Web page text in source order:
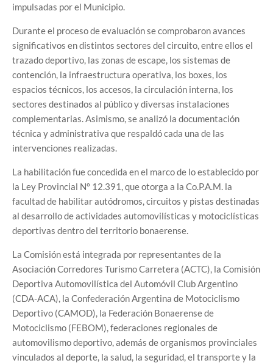
impulsadas por el Municipio.
Durante el proceso de evaluación se comprobaron avances
significativos en distintos sectores del circuito, entre ellos el
trazado deportivo, las zonas de escape, los sistemas de
contención, la infraestructura operativa, los boxes, los
espacios técnicos, los accesos, la circulación interna, los
sectores destinados al público y diversas instalaciones
complementarias. Asimismo, se analizó la documentación
técnica y administrativa que respaldó cada una de las
intervenciones realizadas.
La habilitación fue concedida en el marco de lo establecido por
la Ley Provincial Nº 12.391, que otorga a la Co.P.A.M. la
facultad de habilitar autódromos, circuitos y pistas destinadas
al desarrollo de actividades automovilísticas y motociclísticas
deportivas dentro del territorio bonaerense.
La Comisión está integrada por representantes de la
Asociación Corredores Turismo Carretera (ACTC), la Comisión
Deportiva Automovilística del Automóvil Club Argentino
(CDA-ACA), la Confederación Argentina de Motociclismo
Deportivo (CAMOD), la Federación Bonaerense de
Motociclismo (FEBOM), federaciones regionales de
automovilismo deportivo, además de organismos provinciales
vinculados al deporte, la salud, la seguridad, el transporte y la